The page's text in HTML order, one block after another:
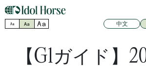
Aa Aa Aa 中文
【G1ガイド】